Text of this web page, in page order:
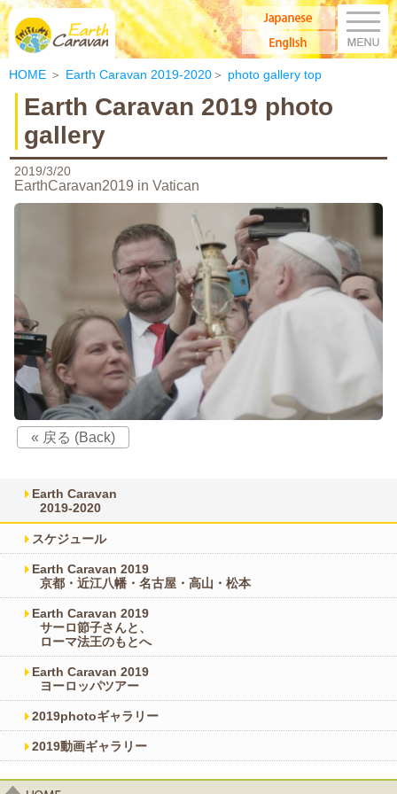
Earth Caravan：アースキャラバン Japanese
English
HOME ＞ Earth Caravan 2019-2020＞ photo gallery top
Earth Caravan 2019 photo
gallery
2019/3/20
EarthCaravan2019 in Vatican
« 戻る (Back)
Earth Caravan
2019-2020
スケジュール
Earth Caravan 2019
京都・近江八幡・名古屋・高山・松本
Earth Caravan 2019
サーロ節子さんと、
ローマ法王のもとへ
Earth Caravan 2019
ヨーロッパツアー
2019photoギャラリー
2019動画ギャラリー